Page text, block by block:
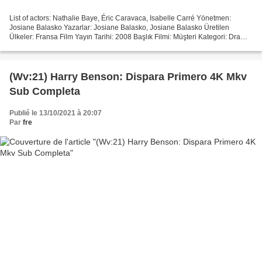
List of actors: Nathalie Baye, Éric Caravaca, Isabelle Carré Yönetmen:
Josiane Balasko Yazarlar: Josiane Balasko, Josiane Balasko Üretilen
Ülkeler: Fransa Film Yayın Tarihi: 2008 Başlık Filmi: Müşteri Kategori: Dram,
(Wv:21) Harry Benson: Dispara Primero 4K Mkv
Sub Completa
Publié le 13/10/2021 à 20:07
Par fre